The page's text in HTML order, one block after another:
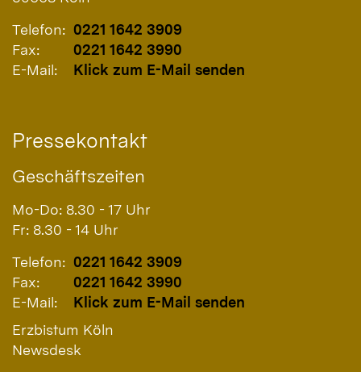
Telefon: 0221 1642 3909
Fax:
0221 1642 3990
E-Mail:
Klick zum E-Mail senden
Pressekontakt
Geschäftszeiten
Mo-Do: 8.30 - 17 Uhr
Fr: 8.30 - 14 Uhr
Telefon: 0221 1642 3909
Fax:
0221 1642 3990
E-Mail:
Klick zum E-Mail senden
Erzbistum Köln
Newsdesk